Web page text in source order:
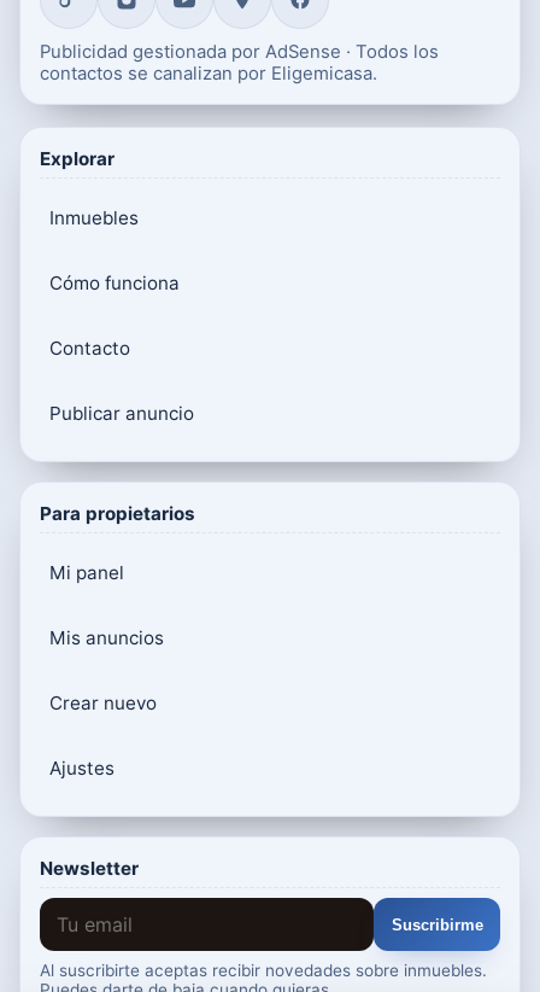
Publicidad gestionada por AdSense · Todos los
contactos se canalizan por Eligemicasa.
Explorar
Inmuebles
Cómo funciona
Contacto
Publicar anuncio
Para propietarios
Mi panel
Mis anuncios
Crear nuevo
Ajustes
Newsletter
Suscribirme
Al suscribirte aceptas recibir novedades sobre inmuebles.